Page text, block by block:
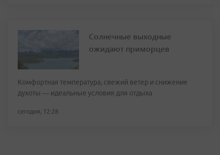
Солнечные выходные
ожидают приморцев
Комфортная температура, свежий ветер и снижение
духоты — идеальные условия для отдыха
сегодня, 12:28